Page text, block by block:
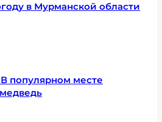
в Мурманской области
популярном месте